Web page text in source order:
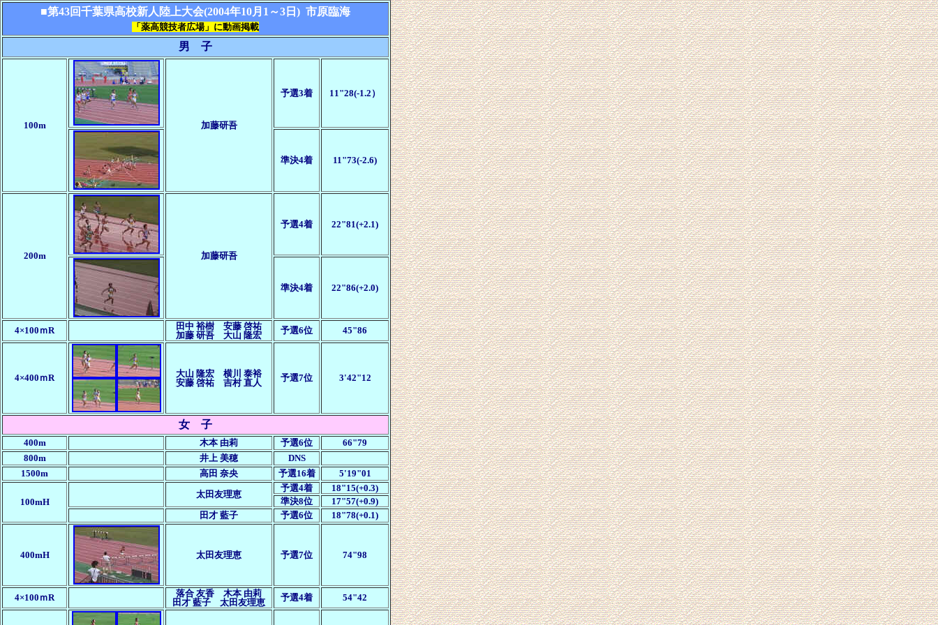
■第43回千葉県高校新人陸上大会(2004年10月1～3日) 市原臨海
「薬高競技者広場」に動画掲載
男 子
100m 加藤研吾
予選3着 11"28(-1.2）
準決4着 11"73(-2.6)
200m 加藤研吾
予選4着 22"81(+2.1)
準決4着 22"86(+2.0)
4×100ｍR
田中 裕樹 安藤 啓祐
加藤 研吾
大山 隆宏 予選6位 45"86
4×400ｍR
大山 隆宏 横川 泰裕
安藤 啓祐
吉村 直人 予選7位 3'42"12
女 子
400m 木本 由莉 予選6位
66"79
800m
井上 美穂
DNS
1500m
高田 奈央 予選16着 5'19"01
100mH
太田友理恵
予選4着
18"15(+0.3)
準決8位
17"57(+0.9)
田才 藍子
予選6位 18"78(+0.1)
400mH 太田友理恵 予選7位 74"98
4×100ｍR
落合 友香 木本 由莉
田才 藍子 太田友理恵
予選4着 54"42